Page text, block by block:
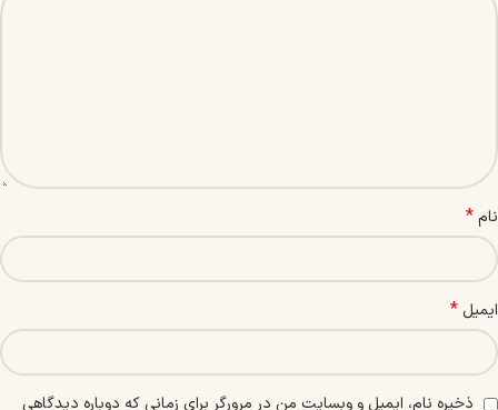
نام*
ایمیل *
ذخیره نام، ایمیل و وبسایت من در مرورگر برای زمانی که دوباره دیدگاهی